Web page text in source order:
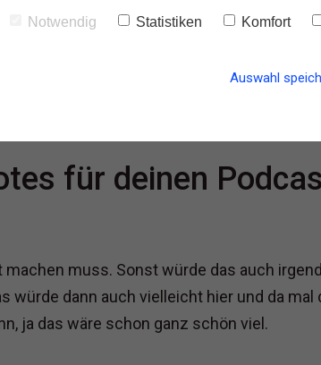
Episode zum Thema „Wie mache ich
den Podcast“. Und da liebe Leute, da
für deinen
muss. Sonst würde das auch
würde dann auch vielleicht hier und da mal
ja das wäre schon ganz schön viel.
Notwendig Statistiken Komfort
Auswahl